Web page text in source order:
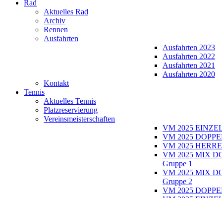
Rad
Aktuelles Rad
Archiv
Rennen
Ausfahrten
Ausfahrten 2023
Ausfahrten 2022
Ausfahrten 2021
Ausfahrten 2020
Kontakt
Tennis
Aktuelles Tennis
Platzreservierung
Vereinsmeisterschaften
VM 2025
VM 2025
VM 2025
VM 2025 MIX
Gruppe 1
VM 2025 MIX
Gruppe 2
VM 2025